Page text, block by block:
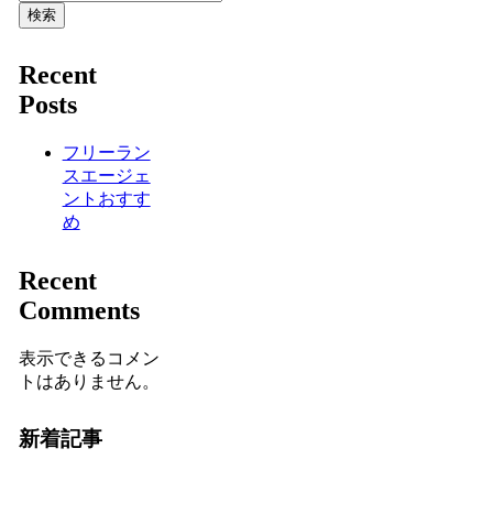
検索
Recent
Posts
フリーラン
スエージェ
ントおすす
め
Recent
Comments
表示できるコメン
トはありません。
新着記事